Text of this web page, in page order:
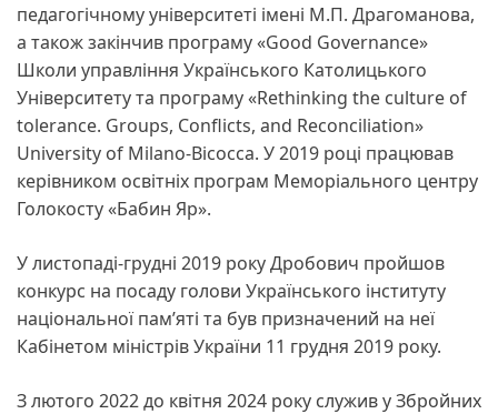
педагогічному університеті імені М.П. Драгоманова,
а також закінчив програму «Good Governance»
Школи управління Українського Католицького
Університету та програму «Rethinking the culture of
tolerance. Groups, Conflicts, and Reconciliation»
University of Milano-Bicocca. У 2019 році працював
керівником освітніх програм Меморіального центру
Голокосту «Бабин Яр».
У листопаді-грудні 2019 року Дробович пройшов
конкурс на посаду голови Українського інституту
національної пам’яті та був призначений на неї
Кабінетом міністрів України 11 грудня 2019 року.
З лютого 2022 до квітня 2024 року служив у Збройних